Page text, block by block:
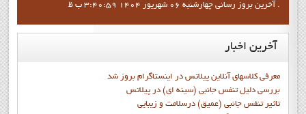
آخرين بروز رساني چهارشنبه 06 شهریور 1404 3:40:59 ب ظ .
آخرین اخبار
معرفی کلاسهای آنلاین پیلاتس در اینستاگرام بروز شد
بررسی دلیل تنفس جانبی (سینه ای) در پیلاتس
تاثیر تنفس جانبی (عمیق) درسلامت و زیبایی